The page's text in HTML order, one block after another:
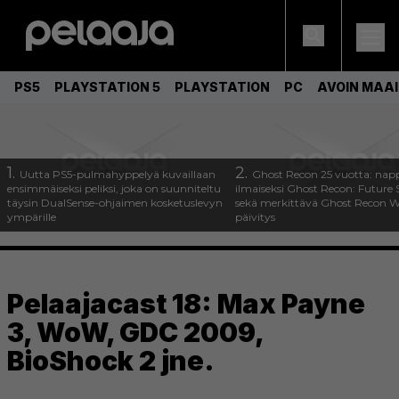
PS5 PLAYSTATION 5 PLAYSTATION PC AVOIN
1. Uutta PS5-pulmahyppelyä kuvaillaan
ensimmäiseksi peliksi, joka on suunniteltu
täysin DualSense-ohjaimen kosketuslevyn
ympärille
2. Ghost Recon 25 vuotta:
ilmaiseksi Ghost Recon: Future
sekä merkittävä Ghost Recon
päivitys
Pelaajacast 18: Max Payne
3, WoW, GDC 2009,
BioShock 2 jne.